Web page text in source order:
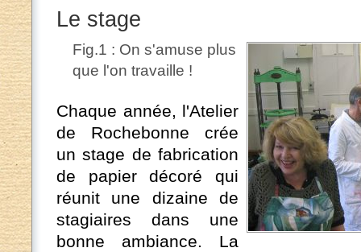
Le stage
Fig.1 : On s'amuse plus
que l'on travaille !
Chaque année, l'Atelier
de Rochebonne crée
un stage de fabrication
de papier décoré qui
réunit une dizaine de
stagiaires dans une
bonne ambiance. La